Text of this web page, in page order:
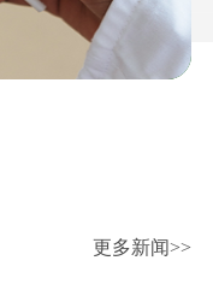
更多新闻>>